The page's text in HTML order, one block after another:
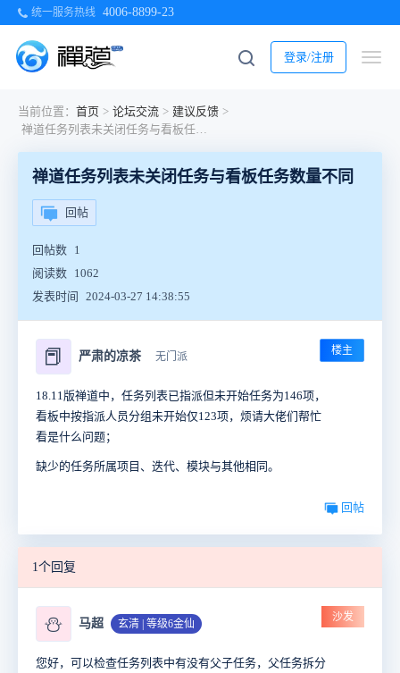
统一服务热线 4006-8899-23
登录/注册
当前位置： 首页 > 论坛交流 > 建议反馈 >
禅道任务列表未关闭任务与看板任务数量不同
禅道任务列表未关闭任务与看板任务数量不同
回帖
回帖数 1
阅读数 1062
发表时间
2024-03-27 14:38:55
📕 严肃的凉茶 无门派 楼主
18.11版禅道中，任务列表已指派但未开始任务为146项，
看板中按指派人员分组未开始仅123项，烦请大佬们帮忙
看是什么问题；
缺少的任务所属项目、迭代、模块与其他相同。
回帖
1个回复
⛄ 马超 玄清 | 等级6金仙
沙发
您好，可以检查任务列表中有没有父子任务，父任务拆分